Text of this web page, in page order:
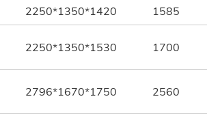
2250*1350*1420 1585
2250*1350*1530 1700
2796*1670*1750 2560